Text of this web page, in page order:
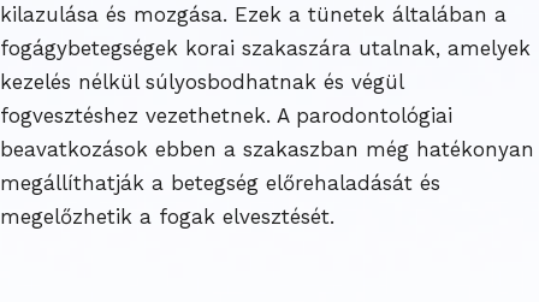
kilazulása és mozgása. Ezek a tünetek általában a
fogágybetegségek korai szakaszára utalnak, amelyek
kezelés nélkül súlyosbodhatnak és végül
fogvesztéshez vezethetnek. A parodontológiai
beavatkozások ebben a szakaszban még hatékonyan
megállíthatják a betegség előrehaladását és
megelőzhetik a fogak elvesztését.